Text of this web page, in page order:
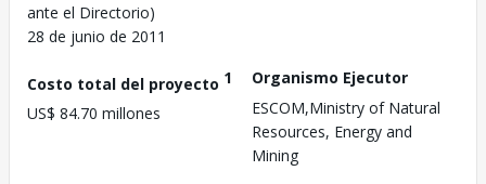
ante el Directorio)
28 de junio de 2011
Costo total del proyecto 1
US$ 84.70 millones
Organismo Ejecutor
ESCOM,Ministry of Natural
Resources, Energy and
Mining